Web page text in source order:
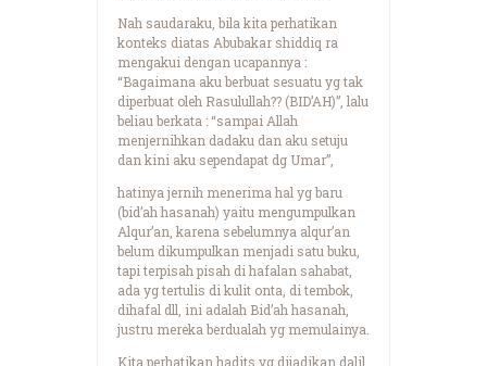
Nah saudaraku, bila kita perhatikan
konteks diatas Abubakar shiddiq ra
mengakui dengan ucapannya :
“Bagaimana aku berbuat sesuatu yg tak
diperbuat oleh Rasulullah?? (BID’AH)”, lalu
beliau berkata : “sampai Allah
menjernihkan dadaku dan aku setuju
dan kini aku sependapat dg Umar”,
hatinya jernih menerima hal yg baru
(bid’ah hasanah) yaitu mengumpulkan
Alqur’an, karena sebelumnya alqur’an
belum dikumpulkan menjadi satu buku,
tapi terpisah pisah di hafalan sahabat,
ada yg tertulis di kulit onta, di tembok,
dihafal dll, ini adalah Bid’ah hasanah,
justru mereka berdualah yg memulainya.
Kita perhatikan hadits yg dijadikan dalil